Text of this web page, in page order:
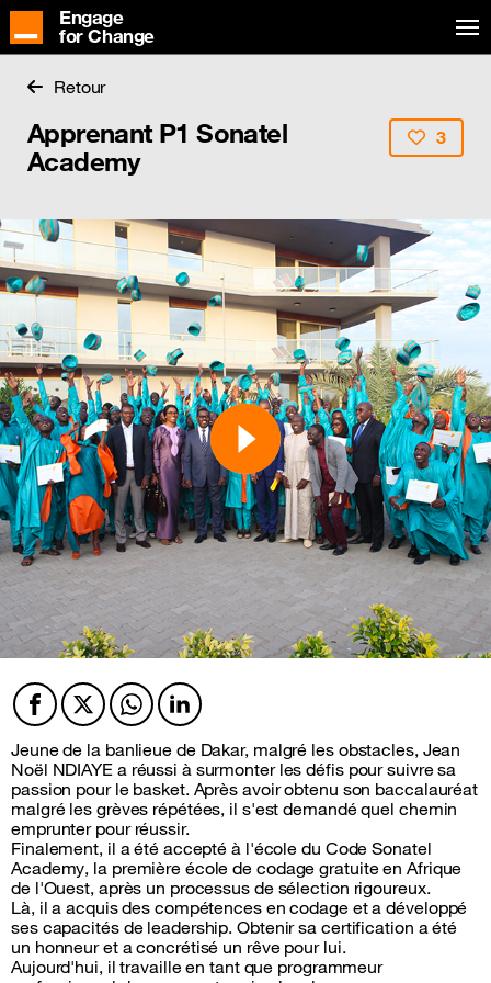
Engage
for Change
Retour
Apprenant P1 Sonatel
Academy
3
Facebook
TwitterTwitterTwitter
Jeune de la banlieue de Dakar, malgré les obstacles, Jean
Noël NDIAYE a réussi à surmonter les défis pour suivre sa
passion pour le basket. Après avoir obtenu son baccalauréat
malgré les grèves répétées, il s'est demandé quel chemin
emprunter pour réussir.
Finalement, il a été accepté à l'école du Code Sonatel
Academy, la première école de codage gratuite en Afrique
de l'Ouest, après un processus de sélection rigoureux.
Là, il a acquis des compétences en codage et a développé
ses capacités de leadership. Obtenir sa certification a été
un honneur et a concrétisé un rêve pour lui.
Aujourd'hui, il travaille en tant que programmeur